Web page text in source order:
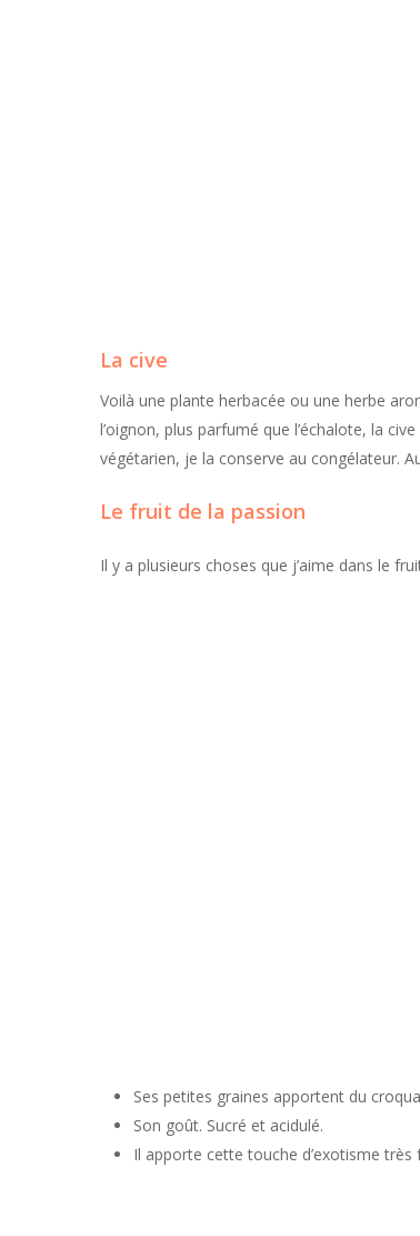
La cive
Voilà une plante herbacée ou une herbe
l’oignon, plus parfumé que l’échalote, la
végétarien, je la conserve au congélateur.
Le fruit de la passion
Il y a plusieurs choses que j’aime dans le
Ses petites graines apportent du
Son goût. Sucré et acidulé.
Il apporte cette touche d’exotisme très